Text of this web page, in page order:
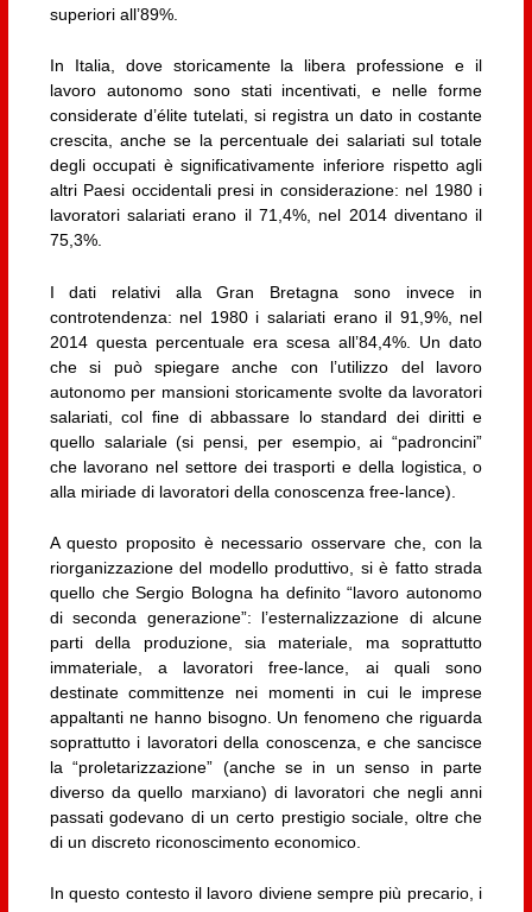
superiori all’89%.
In Italia, dove storicamente la libera professione e il
lavoro autonomo sono stati incentivati, e nelle forme
considerate d’élite tutelati, si registra un dato in costante
crescita, anche se la percentuale dei salariati sul totale
degli occupati è significativamente inferiore rispetto agli
altri Paesi occidentali presi in considerazione: nel 1980 i
lavoratori salariati erano il 71,4%, nel 2014 diventano il
75,3%.
I dati relativi alla Gran Bretagna sono invece in
controtendenza: nel 1980 i salariati erano il 91,9%, nel
2014 questa percentuale era scesa all’84,4%. Un dato
che si può spiegare anche con l’utilizzo del lavoro
autonomo per mansioni storicamente svolte da lavoratori
salariati, col fine di abbassare lo standard dei diritti e
quello salariale (si pensi, per esempio, ai “padroncini”
che lavorano nel settore dei trasporti e della logistica, o
alla miriade di lavoratori della conoscenza free-lance).
A questo proposito è necessario osservare che, con la
riorganizzazione del modello produttivo, si è fatto strada
quello che Sergio Bologna ha definito “lavoro autonomo
di seconda generazione”: l’esternalizzazione di alcune
parti della produzione, sia materiale, ma soprattutto
immateriale, a lavoratori free-lance, ai quali sono
destinate committenze nei momenti in cui le imprese
appaltanti ne hanno bisogno. Un fenomeno che riguarda
soprattutto i lavoratori della conoscenza, e che sancisce
la “proletarizzazione” (anche se in un senso in parte
diverso da quello marxiano) di lavoratori che negli anni
passati godevano di un certo prestigio sociale, oltre che
di un discreto riconoscimento economico.
In questo contesto il lavoro diviene sempre più precario, i